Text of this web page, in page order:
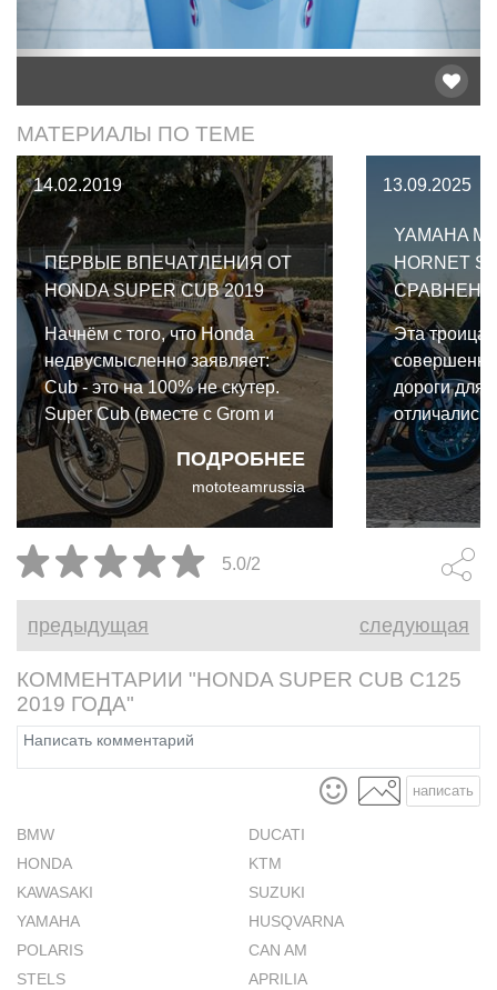
МАТЕРИАЛЫ ПО ТЕМЕ
14.02.2019
ПЕРВЫЕ ВПЕЧАТЛЕНИЯ ОТ
HONDA SUPER CUB 2019
ПОДРОБНЕЕ
Начнём с того, что Honda
недвусмысленно заявляет:
Cub - это на 100% не скутер.
Super Cub (вместе с Grom и
Monkey) позиционируется в
подкатегории минимото,
входящей в категорию
дорожных мотоциклов.
Первые впечатления от Honda
Super Cub 2019.
mototeamrussia
13.09.2025
YAMAHA
HORNET
Эта троица
дороги для
перегонов
трассе и
приятных
Yamaha
Hornet
5.0/2
предыдущая следующая
КОММЕНТАРИИ "HONDA SUPER CUB C125
2019 ГОДА"
написать
BMW
DUCATI
HONDA
KTM
KAWASAKI
SUZUKI
YAMAHA
HUSQVARNA
POLARIS
CAN AM
STELS
APRILIA